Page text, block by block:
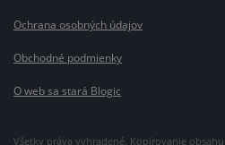
Všetky práva vyhradené. Kopírovanie
Ochrana osobných údajov
Obchodné podmienky
O web sa stará Blogic